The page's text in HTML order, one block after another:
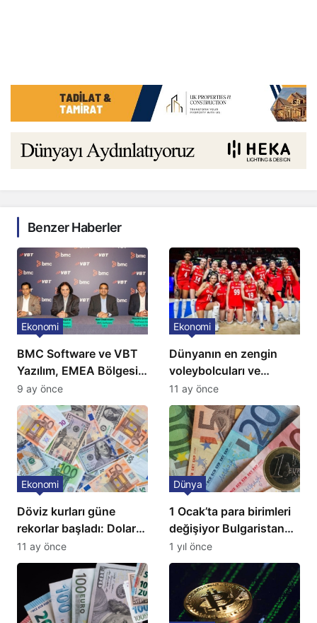
Benzer Haberler
BMC Software ve VBT
Yazılım, EMEA Bölgesi
için Türkiye’de
‘Mükemmeliyet Merkezi’
kuruyor
Ekonomi
9 ay önce
Dünyanın en zengin
voleybolcuları ve
servetleri açıklandı:
Listede 2 Türk yıldız
bulunuyor
Ekonomi
11 ay önce
Döviz kurları güne
rekorlar başladı: Dolar
ve euro sert yükseldi
Ekonomi
11 ay önce
1 Ocak’ta para birimleri
değişiyor Bulgaristan
Euro’ya geçiyor
Dünya
1 yıl önce